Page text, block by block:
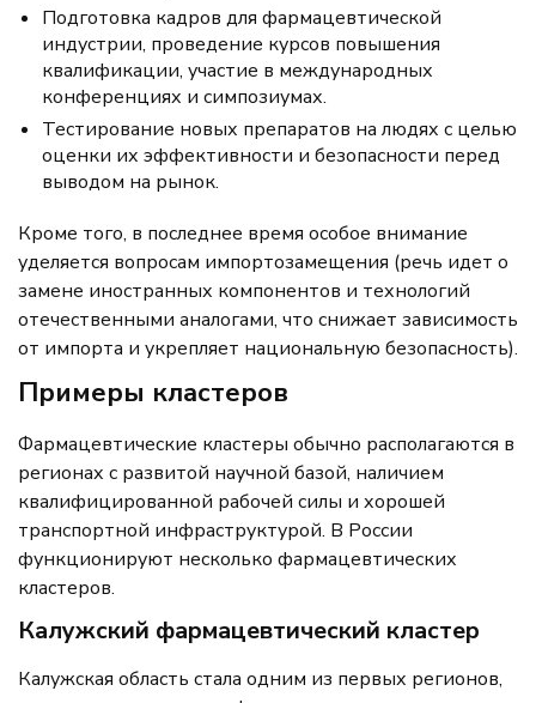
Подготовка кадров для фармацевтической
индустрии, проведение курсов повышения
квалификации, участие в международных
конференциях и симпозиумах.
Тестирование новых препаратов на людях с целью
оценки их эффективности и безопасности перед
выводом на рынок.
Кроме того, в последнее время особое внимание
уделяется вопросам импортозамещения (речь идет о
замене иностранных компонентов и технологий
отечественными аналогами, что снижает зависимость
от импорта и укрепляет национальную безопасность).
Примеры кластеров
Фармацевтические кластеры обычно располагаются в
регионах с развитой научной базой, наличием
квалифицированной рабочей силы и хорошей
транспортной инфраструктурой. В России
функционируют несколько фармацевтических
кластеров.
Калужский фармацевтический кластер
Калужская область стала одним из первых регионов,